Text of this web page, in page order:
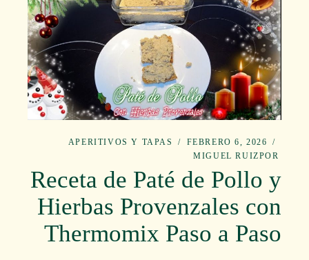
FEBRERO 6, 2026
APERITIVOS Y TAPAS
POR
MIGUEL RUIZ
Receta de Paté de Pollo y
Hierbas Provenzales con
Thermomix Paso a Paso